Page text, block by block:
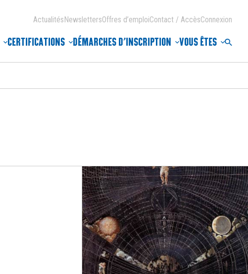
CERTIFICATIONS DÉMARCHES D’INSCRIPTION VOUS ÊTES
ActualitésNewslettersOffres d’emploiContact / AccèsConnexion